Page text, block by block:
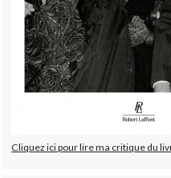
Cliquez ici pour lire ma critique du